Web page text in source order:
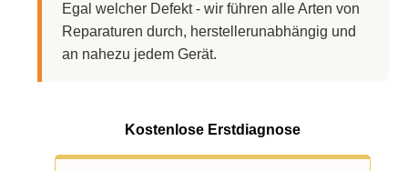
Egal welcher Defekt - wir führen alle Arten von
Reparaturen durch, herstellerunabhängig und
an nahezu jedem Gerät.
Kostenlose Erstdiagnose